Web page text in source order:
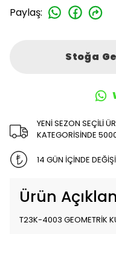
Paylaş:
Stoğa
YENİ SEZON SEÇİLİ
KATEGORİSİNDE
14 GÜN İÇİNDE
Ürün
T23K-4003 GEOMETRİK